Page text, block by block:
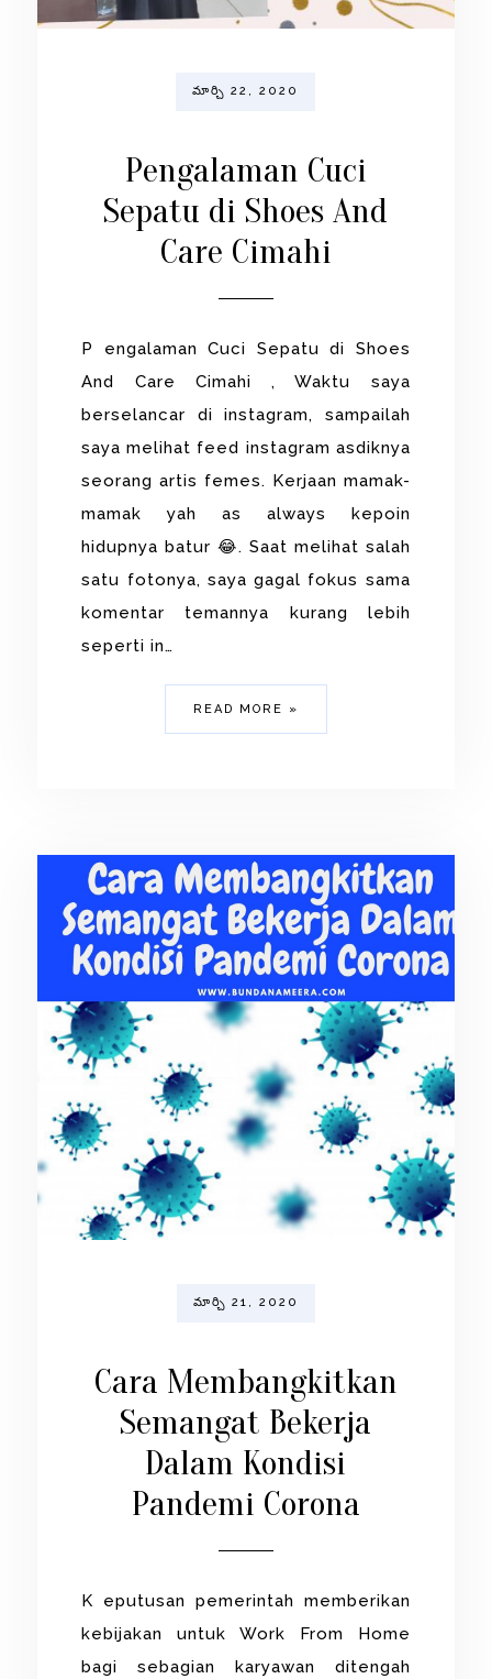
మార్చి 22, 2020
Pengalaman Cuci
Sepatu di Shoes And
Care Cimahi
P engalaman Cuci Sepatu di Shoes
And Care Cimahi , Waktu saya
berselancar di instagram, sampailah
saya melihat feed instagram asdiknya
seorang artis femes. Kerjaan mamak-
mamak yah as always kepoin
hidupnya batur 😂. Saat melihat salah
satu fotonya, saya gagal fokus sama
komentar temannya kurang lebih
seperti in…
READ MORE »
మార్చి 21, 2020
Cara Membangkitkan
Semangat Bekerja
Dalam Kondisi
Pandemi Corona
K eputusan pemerintah memberikan
kebijakan untuk Work From Home
bagi sebagian karyawan ditengah